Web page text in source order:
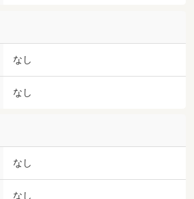
なし
なし
なし
なし